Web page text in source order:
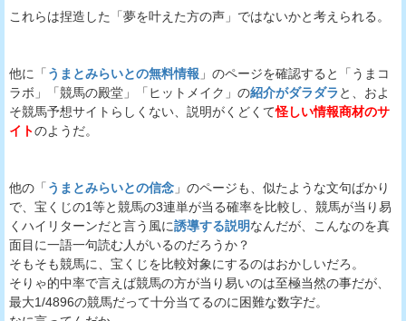
これらは捏造した「夢を叶えた方の声」ではないかと考えられる。
他に「 うまとみらいとの無料情報 」のページを確認すると「うまコ
ラボ」「競馬の殿堂」「ヒットメイク」の紹介がダラダラ と、およ
そ競馬予想サイトらしくない、説明がくどくて怪しい情報商材のサ
イトのようだ。
他の「 うまとみらいとの信念 」のページも、似たような文句ばかり
で、宝くじの1等と競馬の3連単が当る確率を比較し、競馬が当り易
くハイリターンだと言う風に誘導する説明なんだが、こんなのを真
面目に一語一句読む人がいるのだろうか？
そもそも競馬に、宝くじを比較対象にするのはおかしいだろ。
そりゃ的中率で言えば競馬の方が当り易いのは至極当然の事だが、
最大1/4896の競馬だって十分当てるのに困難な数字だ。